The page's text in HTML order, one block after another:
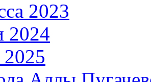
2023
2024